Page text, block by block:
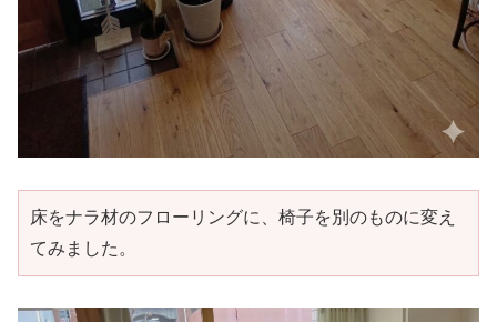
床をナラ材のフローリングに、椅子を別のものに変え
てみました。